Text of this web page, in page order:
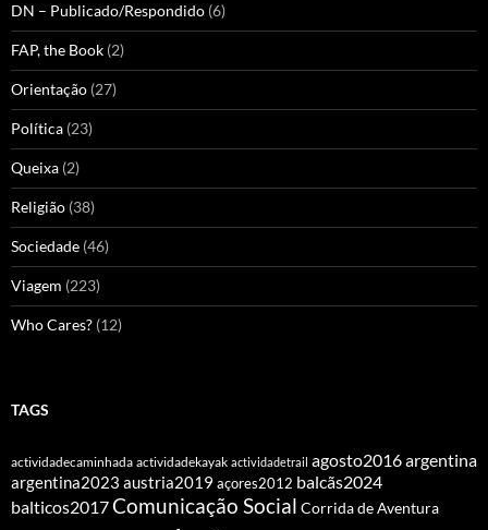
DN – Publicado/Respondido (6)
FAP, the Book (2)
Orientação (27)
Política (23)
Queixa (2)
Religião (38)
Sociedade (46)
Viagem (223)
Who Cares? (12)
TAGS
actividadecaminhada actividadekayak actividadetrail agosto2016argentina
argentina2023 austria2019 açores2012 balcãs2024
balticos2017Comunicação Social Corrida de Aventura